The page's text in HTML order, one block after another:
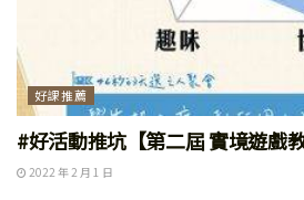
好課推薦
#好活動推坑【第二屆 實境遊戲教
2022 年 2 月 1 日